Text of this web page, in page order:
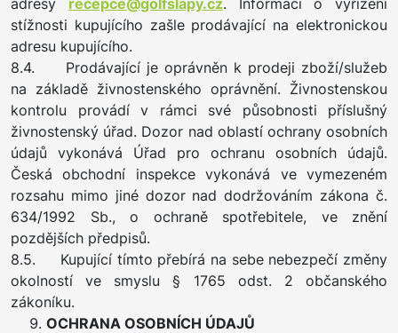
adresy recepce@golfslapy.cz. Informaci o vyřízení
stížnosti kupujícího zašle prodávající na elektronickou
adresu kupujícího.
8.4. Prodávající je oprávněn k prodeji zboží/služeb
na základě živnostenského oprávnění. Živnostenskou
kontrolu provádí v rámci své působnosti příslušný
živnostenský úřad. Dozor nad oblastí ochrany osobních
údajů vykonává Úřad pro ochranu osobních údajů.
Česká obchodní inspekce vykonává ve vymezeném
rozsahu mimo jiné dozor nad dodržováním zákona č.
634/1992 Sb., o ochraně spotřebitele, ve znění
pozdějších předpisů.
8.5. Kupující tímto přebírá na sebe nebezpečí změny
okolností ve smyslu § 1765 odst. 2 občanského
zákoníku.
OCHRANA OSOBNÍCH ÚDAJŮ